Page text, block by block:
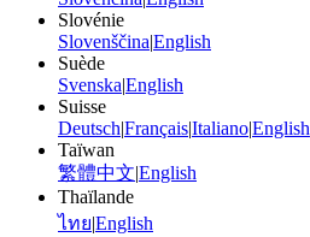
Slovénie
Slovenščina|English
Suède
Svenska|English
Suisse
Deutsch|Français|Italiano|English
Taïwan
繁體中文|English
Thaïlande
ไทย|English